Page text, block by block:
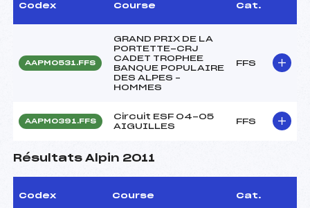
Codex Course Cat.
AAPM0531.FFS
GRAND PRIX DE LA
PORTETTE-CRJ
CADET TROPHEE
BANQUE POPULAIRE
DES ALPES –
HOMMES
FFS
AAPM0391.FFS
Circuit ESF 04-05
AIGUILLES
FFS
Résultats Alpin 2011
Codex Course Cat.